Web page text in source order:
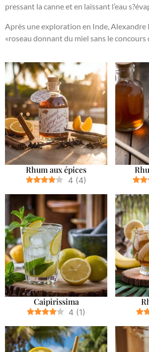
pressant la canne et en laissant l’eau
Après une exploration en Inde, Alexandre
«roseau donnant du miel sans le concours
Rhum aux épices
4 (4)
Caipirissima
4 (1)